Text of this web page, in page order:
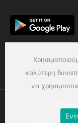
καλύτερη
να
Ⓒ